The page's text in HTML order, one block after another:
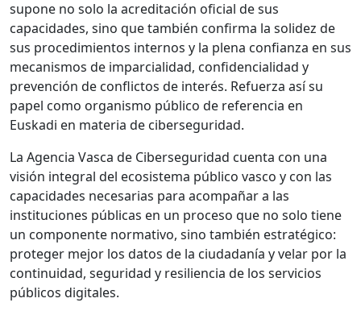
supone no solo la acreditación oficial de sus
capacidades, sino que también confirma la solidez de
sus procedimientos internos y la plena confianza en sus
mecanismos de imparcialidad, confidencialidad y
prevención de conflictos de interés. Refuerza así su
papel como organismo público de referencia en
Euskadi en materia de ciberseguridad.
La Agencia Vasca de Ciberseguridad cuenta con una
visión integral del ecosistema público vasco y con las
capacidades necesarias para acompañar a las
instituciones públicas en un proceso que no solo tiene
un componente normativo, sino también estratégico:
proteger mejor los datos de la ciudadanía y velar por la
continuidad, seguridad y resiliencia de los servicios
públicos digitales.